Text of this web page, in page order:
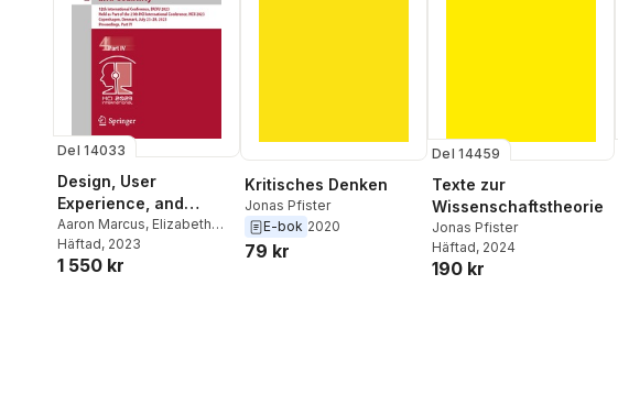
Del 14033
Design, User
Experience, and
Usability
Aaron Marcus, Elizabeth
Rosenzweig,
Soares
Häftad, 2023
1 550 kr
Kritisches Denken
Jonas Pfister
E-bok 2020
79 kr
Del 14459
Texte zur
Wissenschaftstheorie
Jonas Pfister
Häftad, 2024
190 kr